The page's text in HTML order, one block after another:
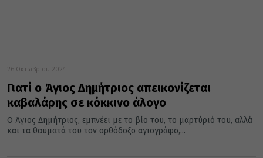
26 Οκτωβρίου 2024
Γιατί ο Άγιος Δημήτριος απεικονίζεται
καβαλάρης σε κόκκινο άλογο
Ο Άγιος Δημήτριος, εμπνέει με το βίο του, το μαρτύριό του, αλλά
και τα θαύματά του τον ορθόδοξο αγιογράφο,...